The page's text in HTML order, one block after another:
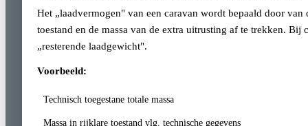
Het „laadvermogen" van een caravan wordt bepaald door van
toestand en de massa van de extra uitrusting af te trekken.
„resterende laadgewicht".
Voorbeeld:
Technisch toegestane totale massa
Massa in rijklare toestand vlg. technische gegevens